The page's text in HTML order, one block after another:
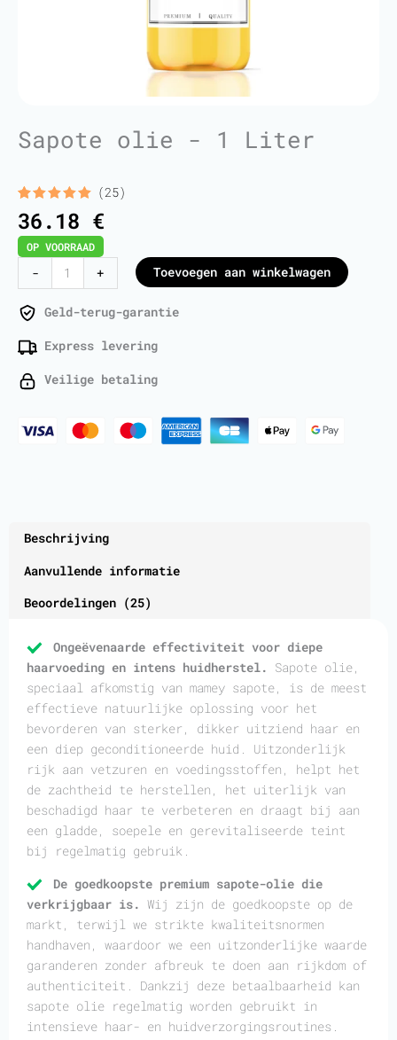
Sapote olie - 1 Liter
Gewaardeerd
5.00 op 5
gebaseerd
op
25
klant
waarderingen
(25)
36.18 €
OP VOORRAAD
-
Oil
-
Liter
+ Toevoegen aan winkelwagen
Geld-terug-garantie
Express levering
Veilige betaling
Beschrijving
Aanvullende informatie
Beoordelingen (25)
Ongeëvenaarde effectiviteit voor diepe
haarvoeding en intens huidherstel. Sapote olie,
speciaal afkomstig van mamey sapote, is de meest
effectieve natuurlijke oplossing voor het
bevorderen van sterker, dikker uitziend haar en
een diep geconditioneerde huid. Uitzonderlijk
rijk aan vetzuren en voedingsstoffen, helpt het
de zachtheid te herstellen, het uiterlijk van
beschadigd haar te verbeteren en draagt bij aan
een gladde, soepele en gerevitaliseerde teint
bij regelmatig gebruik.
De goedkoopste premium sapote-olie die
verkrijgbaar is. Wij zijn de goedkoopste op de
markt, terwijl we strikte kwaliteitsnormen
handhaven, waardoor we een uitzonderlijke waarde
garanderen zonder afbreuk te doen aan rijkdom of
authenticiteit. Dankzij deze betaalbaarheid kan
sapote olie regelmatig worden gebruikt in
intensieve haar- en huidverzorgingsroutines.